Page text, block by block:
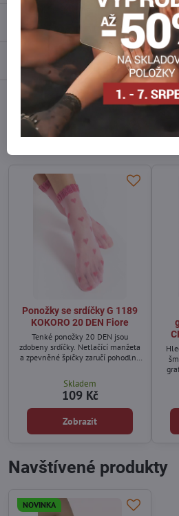
Recenze
Diskuse 0
FacebookTwitter
Alternativní produkty
Ponožky se srdíčky G 1189
KOKORO 20 DEN Fiore
Tenké ponožky 20 DEN jsou
zdobeny srdíčky. Netlačící manžeta
a zpevněné špičky zaručí pohodlné
Skladem
109 Kč
Zobrazit
Navštívené produkty
NOVINKA